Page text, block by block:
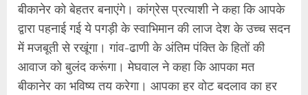
बीकानेर को बेहतर बनाएंगे। कांग्रेस प्रत्याशी ने कहा कि आपके
द्वारा पहनाई गई ये पगड़ी के स्वाभिमान की लाज देश के उच्च सदन
में मजबूती से रखूंगा। गांव-ढाणी के अंतिम पंक्ति के हितों की
आवाज को बुलंद करूंगा। मेघवाल ने कहा कि आपका मत
बीकानेर का भविष्य तय करेगा। आपका हर वोट बदलाव का हर